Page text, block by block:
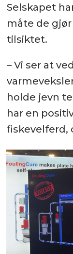
Selskapet
måte de
tilsiktet.
– Vi ser at
holde jevn
har en
fiskevelferd,